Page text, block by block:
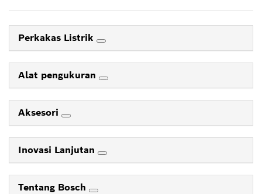
Perkakas Listrik
Alat pengukuran
Aksesori
Inovasi Lanjutan
Tentang Bosch